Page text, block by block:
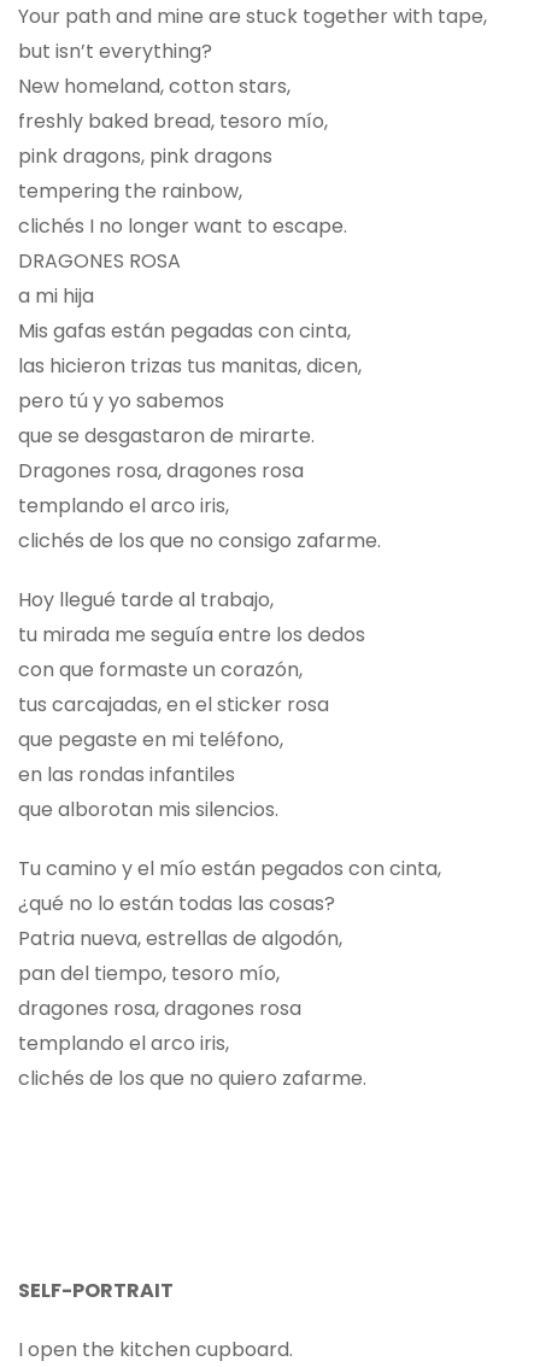
Your path and mine are stuck together with tape,
but isn’t everything?
New homeland, cotton stars,
freshly baked bread, tesoro mío,
pink dragons, pink dragons
tempering the rainbow,
clichés I no longer want to escape.
DRAGONES ROSA
a mi hija
Mis gafas están pegadas con cinta,
las hicieron trizas tus manitas, dicen,
pero tú y yo sabemos
que se desgastaron de mirarte.
Dragones rosa, dragones rosa
templando el arco iris,
clichés de los que no consigo zafarme.
Hoy llegué tarde al trabajo,
tu mirada me seguía entre los dedos
con que formaste un corazón,
tus carcajadas, en el sticker rosa
que pegaste en mi teléfono,
en las rondas infantiles
que alborotan mis silencios.
Tu camino y el mío están pegados con cinta,
¿qué no lo están todas las cosas?
Patria nueva, estrellas de algodón,
pan del tiempo, tesoro mío,
dragones rosa, dragones rosa
templando el arco iris,
clichés de los que no quiero zafarme.
SELF-PORTRAIT
I open the kitchen cupboard.